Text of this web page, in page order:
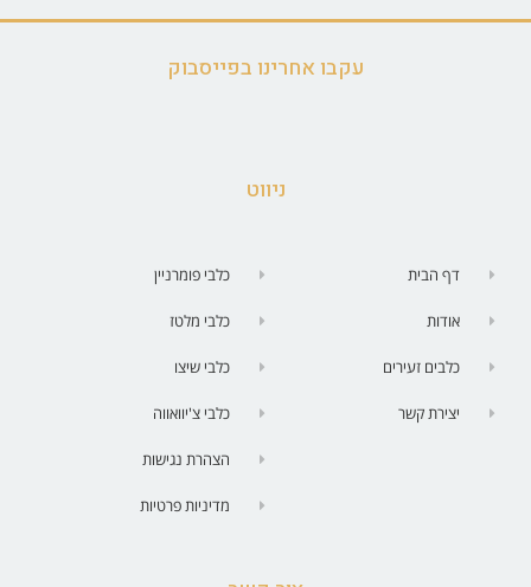
עקבו אחרינו בפייסבוק
ניווט
דף הבית
אודות
כלבים זעירים
יצירת קשר
כלבי פומרניין
כלבי מלטז
כלבי שיצו
כלבי צ'יוואווה
הצהרת נגישות
מדיניות פרטיות